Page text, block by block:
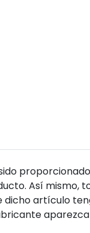
Así mismo,
dicho artículo